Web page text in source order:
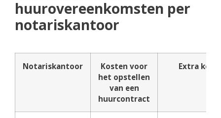
huurovereenkomsten per
notariskantoor
Notariskantoor
Kosten voor
het opstellen
van een
huurcontract
Extra